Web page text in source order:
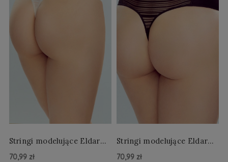
Stringi modelujące Eldar
70,99 zł
Stringi modelujące Eldar
70,99 zł